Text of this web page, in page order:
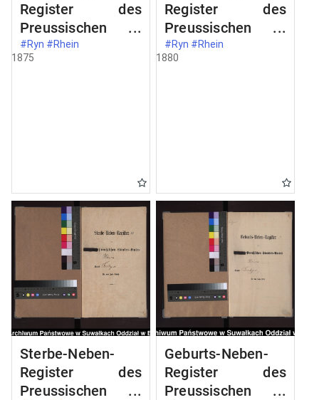
Register des
Preussischen
Standes-Amtes
Rhein Kreis Lötzen
#Ryn #Rhein
1875
Register des
Preussischen
Standes-Amtes
Rhein Kreis
#Ryn #Rhein
1880
Sterbe-Neben-
Register des
Preussischen
Geburts-Neben-
Register des
Preussischen